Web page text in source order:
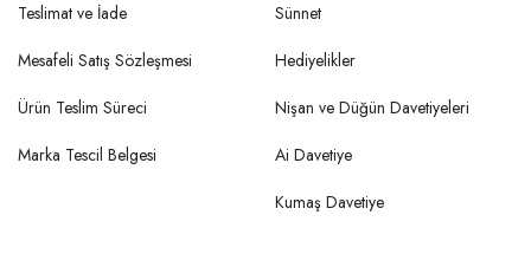
Teslimat ve İade
Mesafeli Satış Sözleşmesi
Ürün Teslim Süreci
Marka Tescil Belgesi
Sünnet
Hediyelikler
Nişan ve Düğün Davetiyeleri
Ai Davetiye
Kumaş Davetiye